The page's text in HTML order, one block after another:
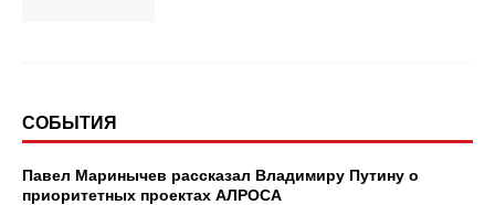
СОБЫТИЯ
Павел Маринычев рассказал Владимиру Путину о
приоритетных проектах АЛРОСА